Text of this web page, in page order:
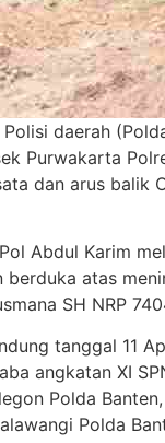
Polisi daerah
Purwakarta
dan arus balik
Abdul Karim
berduka atas
SH NRP
tanggal 11
angkatan XI
Polda
Polda